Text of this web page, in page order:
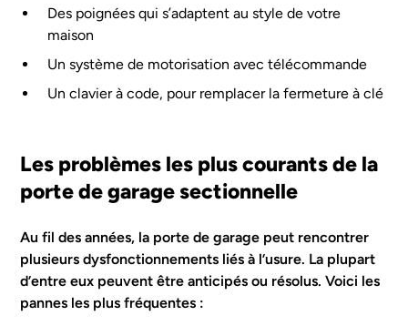
Des poignées qui s’adaptent au style de votre
maison
Un système de motorisation avec télécommande
Un clavier à code, pour remplacer la fermeture à clé
Les problèmes les plus courants de la
porte de garage sectionnelle
Au fil des années, la porte de garage peut rencontrer
plusieurs dysfonctionnements liés à l’usure. La plupart
d’entre eux peuvent être anticipés ou résolus. Voici les
pannes les plus fréquentes :